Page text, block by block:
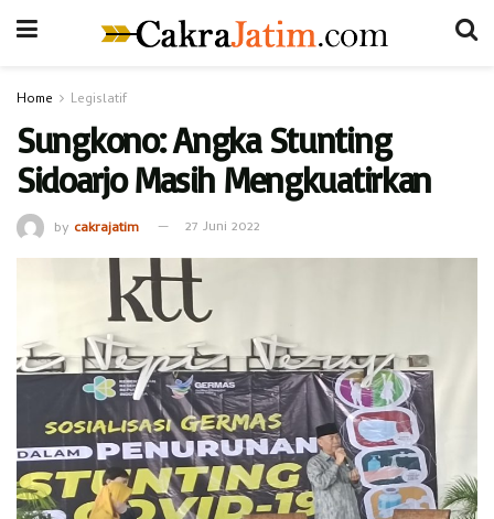
Home Legislatif
Sungkono: Angka Stunting
Sidoarjo Masih Mengkuatirkan
by cakrajatim 27 Juni 2022